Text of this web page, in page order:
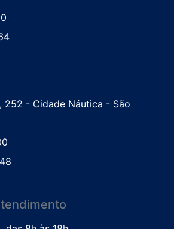
252 - Cidade Náutica - São